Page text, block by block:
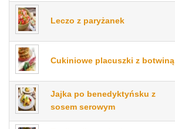
Leczo z paryżanek
Cukiniowe placuszki z botwiną
Jajka po benedyktyńsku z
sosem serowym